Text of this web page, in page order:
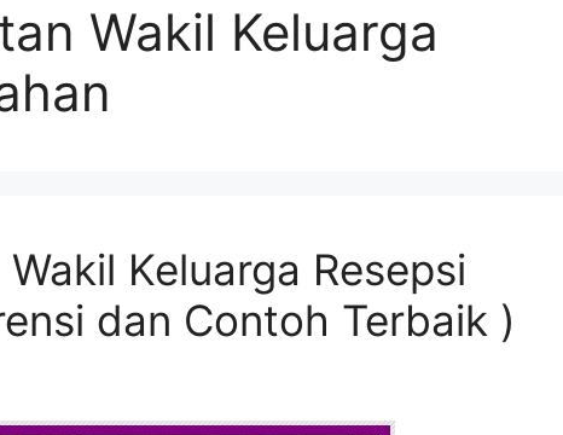
Wakil Keluarga
Keluarga Resepsi
dan Contoh Terbaik )